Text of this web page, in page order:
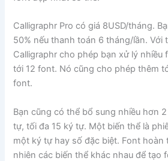
Calligraphr Pro có giá 8USD/tháng.
50% nếu thanh toán 6 tháng/lần. Với
Calligraphr cho phép bạn xử lý nhiều
tới 12 font. Nó cũng cho phép thêm
font.
Bạn cũng có thể bổ sung nhiều hơn
tự, tối đa 15 ký tự. Một biến thể là
một ký tự hay số đặc biệt. Font hoàn
nhiên các biến thể khác nhau để tạo